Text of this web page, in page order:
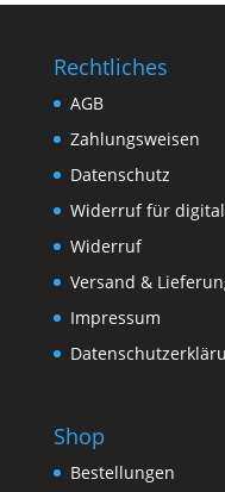
Rechtliches
AGB
Zahlungsweisen
Datenschutz
Widerruf für
Widerruf
Versand &
Impressum
Shop
Bestellungen